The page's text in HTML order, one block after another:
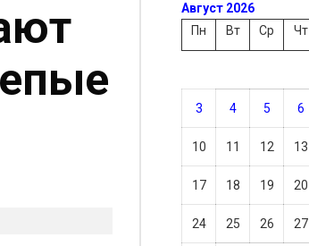
Август 2026
Пн
Вт Ср Чт
3 4 5 6
10 11 12 13
17 18 19 20
24 25 26 27